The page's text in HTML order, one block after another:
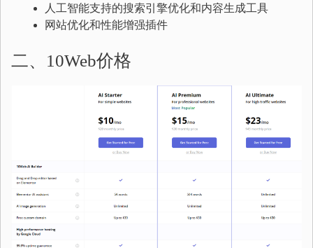
人工智能支持的搜索引擎优化和内容生成工具
网站优化和性能增强插件
二、10Web价格